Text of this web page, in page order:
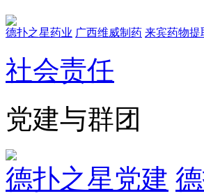
德扑之星药业 广西维威制药 来宾药物提
社会责任
党建与群团
德扑之星党建